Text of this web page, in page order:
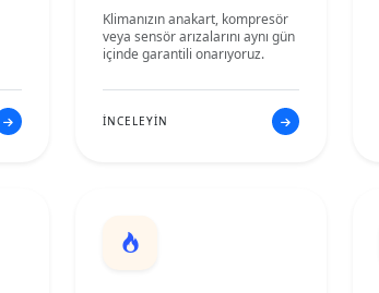
Klimanızın anakart, kompresör
veya sensör arızalarını aynı gün
içinde garantili onarıyoruz.
İNCELEYİN